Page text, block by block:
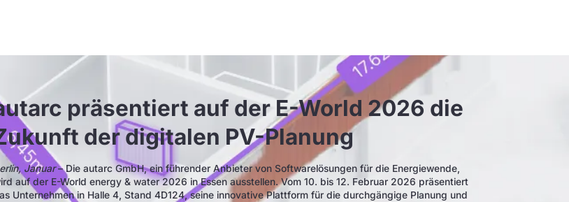
präsentiert auf der E-World 2026 die
der digitalen PV-Planung
Januar– Die autarc GmbH, ein führender Anbieter von Softwarelösungen für die Energiewende,
auf der E-World energy & water 2026 in Essen ausstellen. Vom 10. bis 12. Februar 2026 präsentiert
Unternehmen in Halle 4, Stand 4D124, seine innovative Plattform für die durchgängige Planung und